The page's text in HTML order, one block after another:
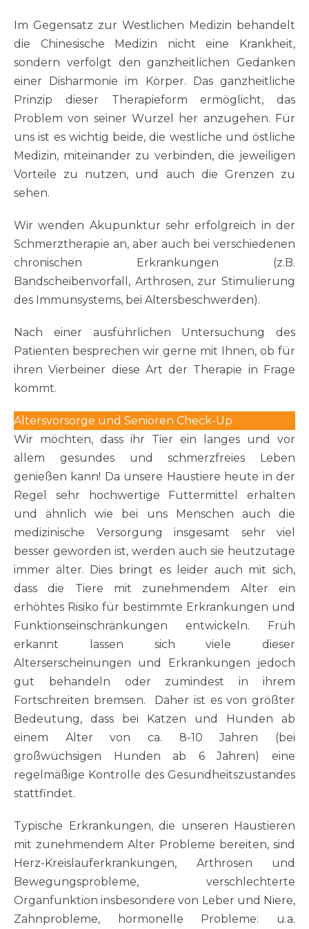
Im Gegensatz zur Westlichen Medizin behandelt
die Chinesische Medizin nicht eine Krankheit,
sondern verfolgt den ganzheitlichen Gedanken
einer Disharmonie im Körper. Das ganzheitliche
Prinzip dieser Therapieform ermöglicht, das
Problem von seiner Wurzel her anzugehen. Für
uns ist es wichtig beide, die westliche und östliche
Medizin, miteinander zu verbinden, die jeweiligen
Vorteile zu nutzen, und auch die Grenzen zu
sehen.
Wir wenden Akupunktur sehr erfolgreich in der
Schmerztherapie an, aber auch bei verschiedenen
chronischen Erkrankungen (z.B.
Bandscheibenvorfall, Arthrosen, zur Stimulierung
des Immunsystems, bei Altersbeschwerden).
Nach einer ausführlichen Untersuchung des
Patienten besprechen wir gerne mit Ihnen, ob für
ihren Vierbeiner diese Art der Therapie in Frage
kommt.
Altersvorsorge und Senioren Check-Up
Wir möchten, dass ihr Tier ein langes und vor
allem gesundes und schmerzfreies Leben
genießen kann! Da unsere Haustiere heute in der
Regel sehr hochwertige Futtermittel erhalten
und ähnlich wie bei uns Menschen auch die
medizinische Versorgung insgesamt sehr viel
besser geworden ist, werden auch sie heutzutage
immer älter. Dies bringt es leider auch mit sich,
dass die Tiere mit zunehmendem Alter ein
erhöhtes Risiko für bestimmte Erkrankungen und
Funktionseinschränkungen entwickeln. Früh
erkannt lassen sich viele dieser
Alterserscheinungen und Erkrankungen jedoch
gut behandeln oder zumindest in ihrem
Fortschreiten bremsen. Daher ist es von größter
Bedeutung, dass bei Katzen und Hunden ab
einem Alter von ca. 8-10 Jahren (bei
großwüchsigen Hunden ab 6 Jahren) eine
regelmäßige Kontrolle des Gesundheitszustandes
stattfindet.
Typische Erkrankungen, die unseren Haustieren
mit zunehmendem Alter Probleme bereiten, sind
Herz-Kreislauferkrankungen, Arthrosen und
Bewegungsprobleme, verschlechterte
Organfunktion insbesondere von Leber und Niere,
Zahnprobleme, hormonelle Probleme: u.a.